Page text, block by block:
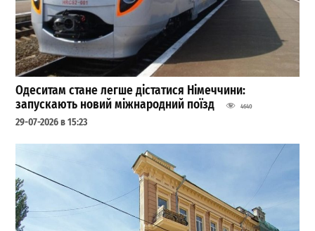
Одеситам стане легше дістатися Німеччини:
запускають новий міжнародний поїзд
4640
29-07-2026 в 15:23